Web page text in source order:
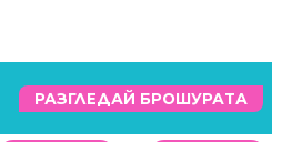
РАЗГЛЕДАЙ БРОШУРАТА